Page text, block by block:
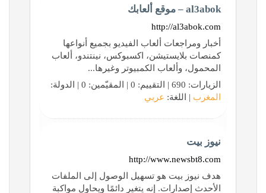
al3abok – موقع ألعابك
http://al3abok.com
أخبار ومراجعات ألعاب الفيديو بجميع أنواعها
كمنصات بلايستيشن، اكسبوكس، نينتندو، ألعاب
المحمول، وألعاب الكمبيوتر وغيرها...
الزيارات: 690 | التقييم: 0 | المقيّمين: 0 | الدولة:
المغرب | اللغة: عربي
نيوز بيت
http://www.newsbt8.com
هدف نيوز بيت هو تسهيل الوصول إلى الملفات
الأحدث إصدارات. إنه يتغير دائمًا ويحاول مواكبة